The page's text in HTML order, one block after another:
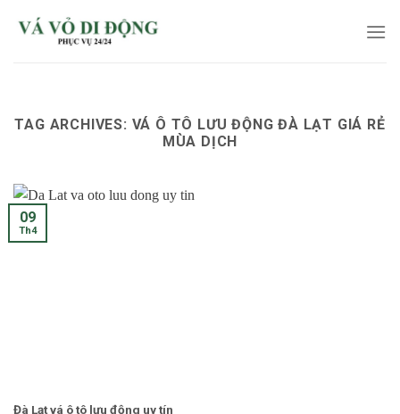
TAG ARCHIVES: VÁ Ô TÔ LƯU ĐỘNG ĐÀ LẠT GIÁ RẺ
MÙA DỊCH
Đà Lạt vá ô tô lưu động uy tín
09
Th4